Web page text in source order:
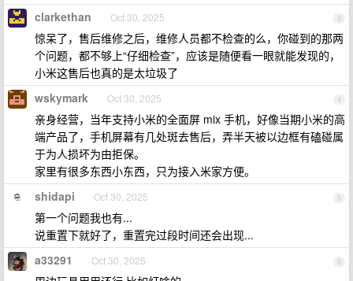
3
clarkethan Oct 30, 2025
惊呆了，售后维修之后，维修人员都不检查的么，你碰到的那两
个问题，都不够上“仔细检查”，应该是随便看一眼就能发现的，
小米这售后也真的是太垃圾了
4
wskymark Oct 30, 2025
亲身经营，当年支持小米的全面屏 mix 手机，好像当期小米的高
端产品了，手机屏幕有几处斑去售后，弄半天被以边框有磕碰属
于为人损坏为由拒保。
家里有很多东西小东西，只为接入米家方便。
5
shidapi Oct 30, 2025
第一个问题我也有...
说重置下就好了，重置完过段时间还会出现...
6
a33291 Oct 30, 2025